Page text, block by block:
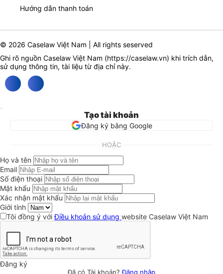
Hướng dẫn thanh toán
© 2026 Caselaw Việt Nam | All rights seserved
Ghi rõ nguồn Caselaw Việt Nam (https://caselaw.vn) khi trích dẫn,
sử dụng thông tin, tài liệu từ địa chỉ này.
Tạo tài khoản
Đăng ký bằng Google
HOẶC
Họ và tên
Email
Số điện thoại
Mật khẩu
Xác nhận mật khẩu
Giới tính
Tôi đồng ý vớiĐiều khoản sử dụng website Caselaw Việt Nam
Đăng ký
Đã có Tài khoản?Đăng nhập